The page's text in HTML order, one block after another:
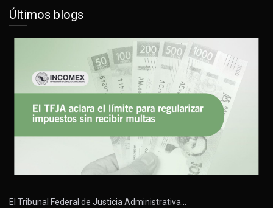
Últimos blogs
El Tribunal Federal de Justicia Administrativa…